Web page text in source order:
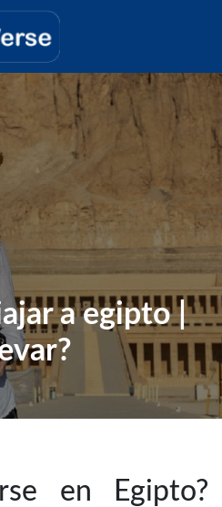
a egipto |
en Egipto?